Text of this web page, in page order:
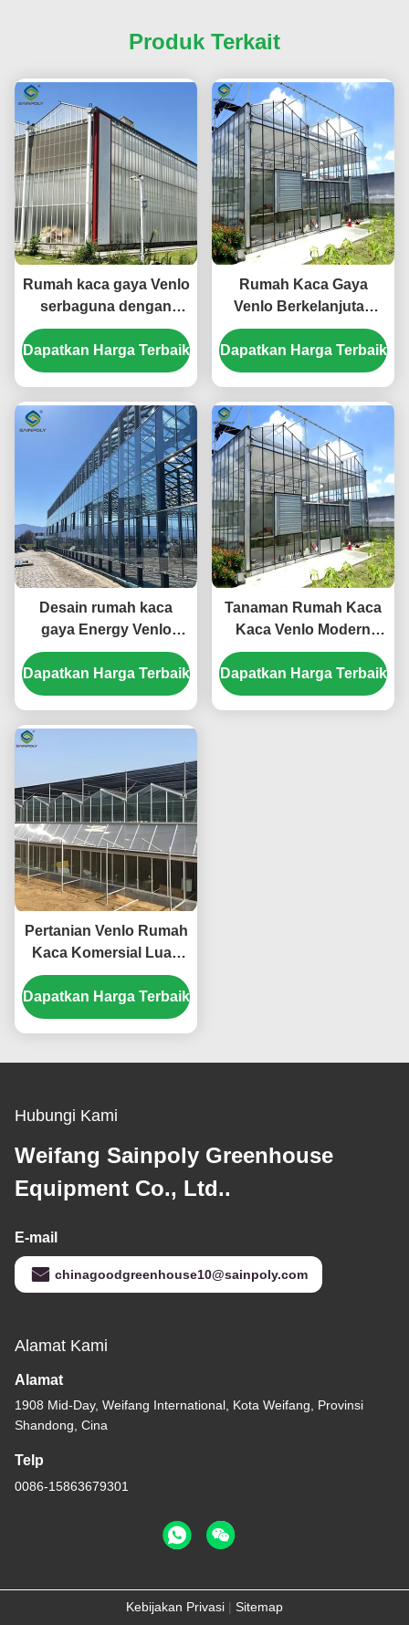
Produk Terkait
Rumah kaca gaya Venlo
serbaguna dengan
isolasi energi dan
pengaturan iklim
otomatis untuk
tahun
Dapatkan Harga Terbaik
Rumah Kaca Gaya
Venlo Berkelanjutan
Menggunakan Bahan
Energi dan Sistem
Energi Terbarukan
Pertanian Hijau
Dapatkan Harga Terbaik
Desain rumah kaca
gaya Energy Venlo
Cocok untuk produksi
pertanian skala besar
Meningkatkan kondisi
Dapatkan Harga Terbaik
Tanaman Rumah Kaca
Kaca Venlo Modern
Tomat Timun
Ketahanan Angin
Tinggi
Dapatkan Harga Terbaik
Pertanian Venlo Rumah
Kaca Komersial Luas
9.6m Dengan Sistem
Hidroponik
Dapatkan Harga Terbaik
Hubungi Kami
Weifang Sainpoly Greenhouse
Equipment Co., Ltd..
E-mail
chinagoodgreenhouse10@sainpoly.com
Alamat Kami
Alamat
1908 Mid-Day, Weifang International, Kota Weifang, Provinsi
Shandong, Cina
Telp
0086-15863679301
Kebijakan Privasi | Sitemap